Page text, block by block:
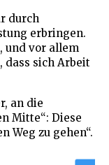
durch
erbringen.
und vor allem
dass sich Arbeit
an die
Mitte“: Diese
Weg zu gehen“.